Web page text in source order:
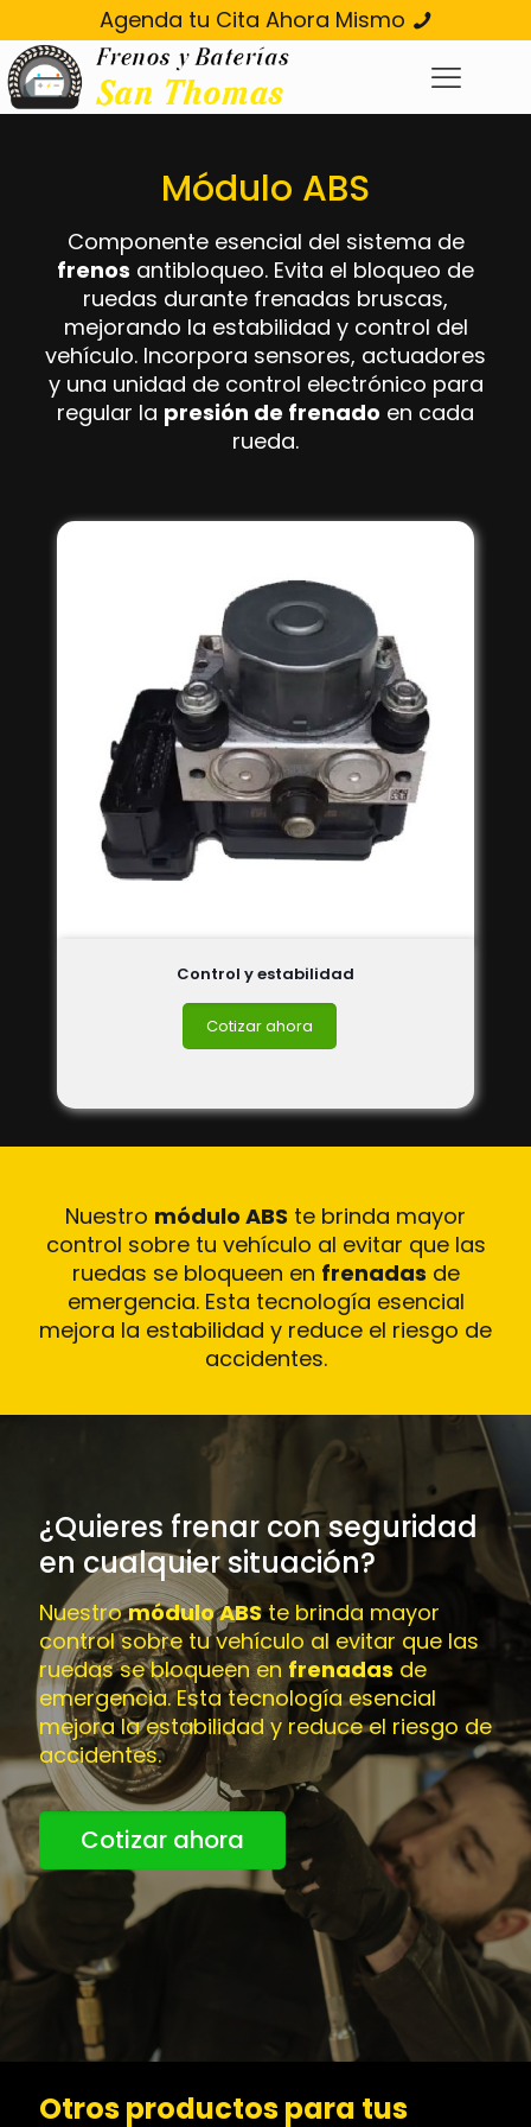
Agenda tu Cita Ahora Mismo
Módulo ABS
Componente esencial del sistema de
frenos antibloqueo. Evita el bloqueo de
ruedas durante frenadas bruscas,
mejorando la estabilidad y control del
vehículo. Incorpora sensores, actuadores
y una unidad de control electrónico para
regular la presión de frenado en cada
rueda.
Control y estabilidad
Cotizar ahora
Nuestro módulo ABS te brinda mayor
control sobre tu vehículo al evitar que las
ruedas se bloqueen en frenadas de
emergencia. Esta tecnología esencial
mejora la estabilidad y reduce el riesgo de
accidentes.
¿Quieres frenar con seguridad
en cualquier situación?
Nuestromódulo ABSte brinda mayor
control sobre tu vehículo al evitar que las
ruedas se bloqueen en frenadas de
emergencia. Esta tecnología esencial
mejora la estabilidad y reduce el riesgo de
accidentes.
Cotizar ahora
Otros productos para tus